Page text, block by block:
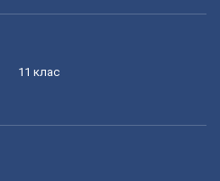
11 клас